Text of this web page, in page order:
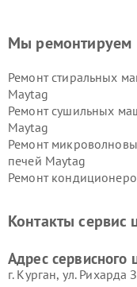
Мы ремонтируем
Ремонт стиральных
Maytag
Ремонт сушильных
Maytag
Ремонт
печей Maytag
Ремонт
Контакты сервис
Адрес сервисного
г. Курган, ул. Рихарда